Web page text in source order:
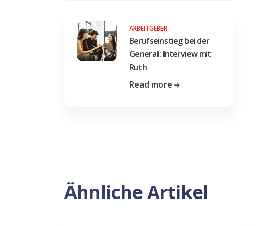
ARBEITGEBER
Berufseinstieg bei der
Generali: Interview mit
Ruth
Read more
Ähnliche Artikel